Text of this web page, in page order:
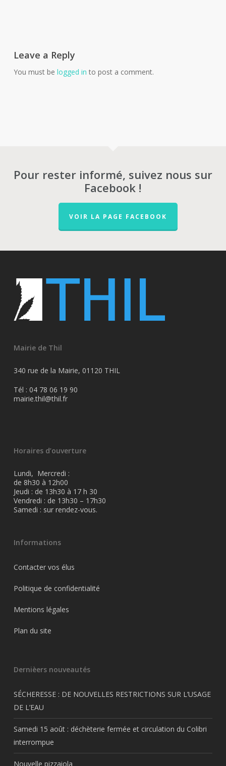
Leave a Reply
You must be logged in to post a comment.
Pour rester informé, suivez nous sur
Facebook !
VOIR LA PAGE FACEBOOK
Mairie de Thil
340 rue de la Mairie, 01120 THIL
Tél : 04 78 06 19 90
mairie.thil@thil.fr
Horaires d’ouverture
Lundi, Mercredi :
de 8h30 à 12h00
Jeudi : de 13h30 à 17 h 30
Vendredi : de 13h30 – 17h30
Samedi : sur rendez-vous.
Informations
Contacter vos élus
Politique de confidentialité
Mentions légales
Plan du site
Dernièers nouveautés
SÉCHERESSE : DE NOUVELLES RESTRICTIONS SUR L’USAGE
DE L’EAU
Samedi 15 août : déchèterie fermée et circulation du Colibri
interrompue
Nouvelle pizzaiola